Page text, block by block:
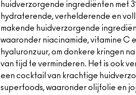
huidverzorgende ingrediënten met
hydraterende, verhelderende en
makende huidverzorgende
waaronder niacinamide, vitamine C
hyaluronzuur, om donkere kringen
van tijd te verminderen. Het is ook
een cocktail van krachtige
superfoods, waaronder olijfolie en